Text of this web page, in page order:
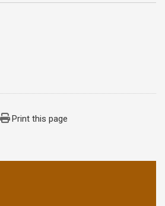
Print this page